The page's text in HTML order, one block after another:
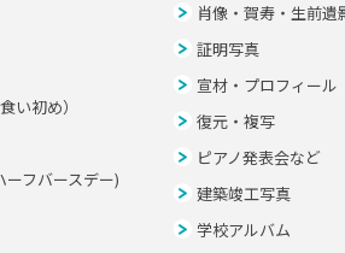
い初め）
フバースデー)
肖像・賀寿・生前遺
証明写真
宣材・プロフィール
復元・複写
ピアノ発表会など
建築竣工写真
学校アルバム